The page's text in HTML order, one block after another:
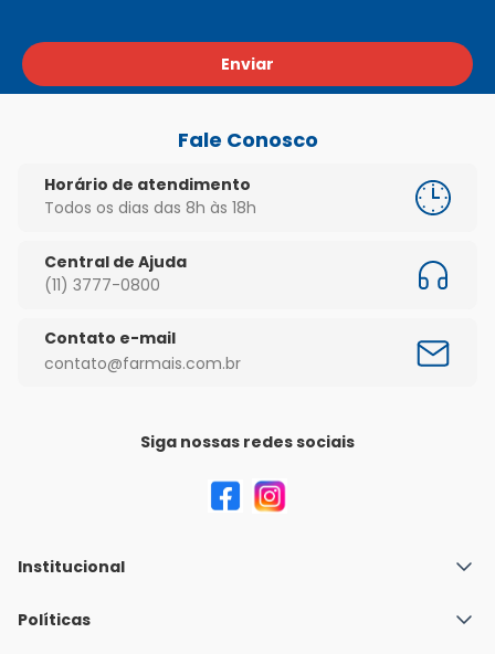
Enviar
Fale Conosco
Horário de atendimento
Todos os dias das 8h às 18h
Central de Ajuda
(11) 3777-0800
Contato e-mail
contato@farmais.com.br
Siga nossas redes sociais
Institucional
Quem Somos
Políticas